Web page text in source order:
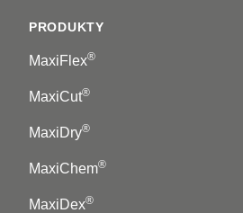
PRODUKTY
MaxiFlex®
MaxiCut®
MaxiDry®
MaxiChem®
MaxiDex®